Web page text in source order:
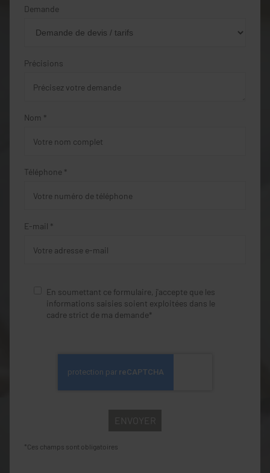
Demande
Précisions
Nom *
Téléphone *
E-mail *
En soumettant ce formulaire, j'accepte que les
informations saisies soient exploitées dans le
cadre strict de ma demande*
*Ces champs sont obligatoires